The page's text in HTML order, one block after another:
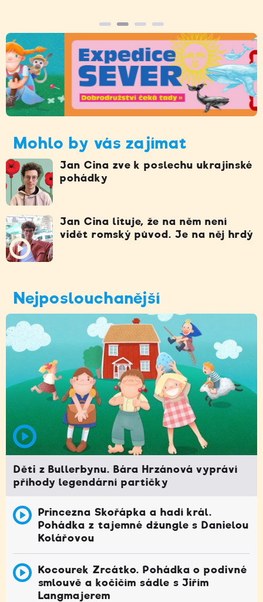
Mohlo by vás zajímat
Jan Cina zve k poslechu ukrajinské
pohádky
Jan Cina lituje, že na něm není
vidět romský původ. Je na něj hrdý
Nejposlouchanější
Děti z Bullerbynu. Bára Hrzánová vypráví
příhody legendární partičky
Princezna Skořápka a hadí král.
Pohádka z tajemné džungle s Danielou
Kolářovou
Kocourek Zrcátko. Pohádka o podivné
smlouvě a kočičím sádle s Jiřím
Langmajerem